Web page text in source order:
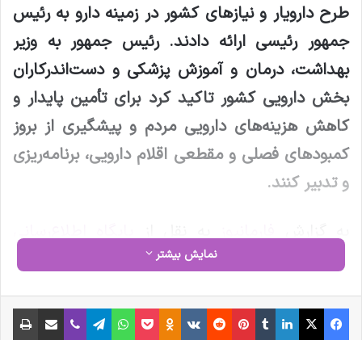
طرح دارویار و نیازهای کشور در زمینه دارو به رئیس
جمهور رئیسی ارائه دادند. رئیس جمهور به وزیر
بهداشت، درمان و آموزش پزشکی و دست‌اندرکاران
بخش دارویی کشور تاکید کرد برای تأمین پایدار و
کاهش هزینه‌های دارویی مردم و پیشگیری از بروز
کمبودهای فصلی و مقطعی اقلام دارویی، برنامه‌ریزی
و تدبیر کنند.
ریاست جمهوری
، در این جلسه که به ریاست
کرد با همکاری شرکت‌های داخلی تولیدکننده و
نمایش بیشتر
فیس بوک X لینکدین ‫تامبلر ‫پین‌ترست ‫رددیت ‫VKontakte
‫Odnoklassniki پاکت واتس آپ تلگرام وایبر اشتراک گذاری از طریق ایمیل